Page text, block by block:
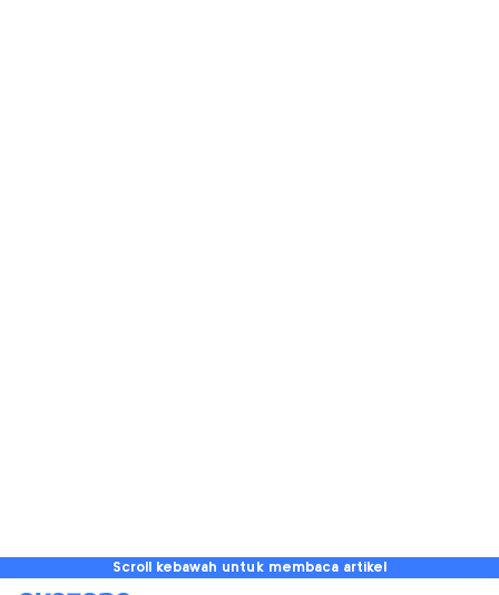
Scroll kebawah untuk membaca artikel